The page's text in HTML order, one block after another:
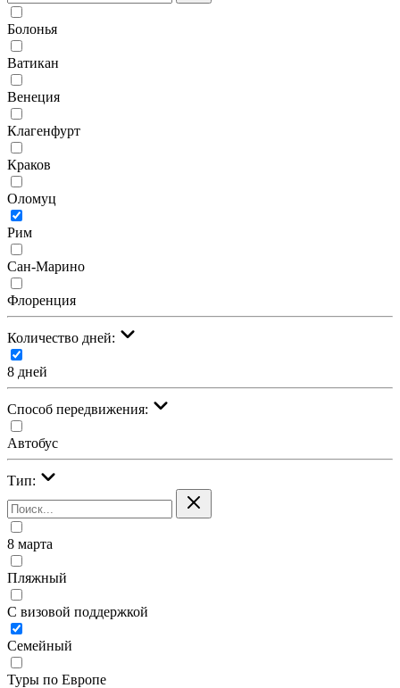
Болонья
Ватикан
Венеция
Клагенфурт
Краков
Оломуц
Рим
Сан-Марино
Флоренция
Количество дней:
8 дней
Cпособ передвижения:
Автобус
Тип:
8 марта
Пляжный
С визовой поддержкой
Семейный
Туры по Европе